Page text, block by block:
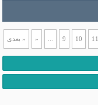
« بعدی « 9 10 11